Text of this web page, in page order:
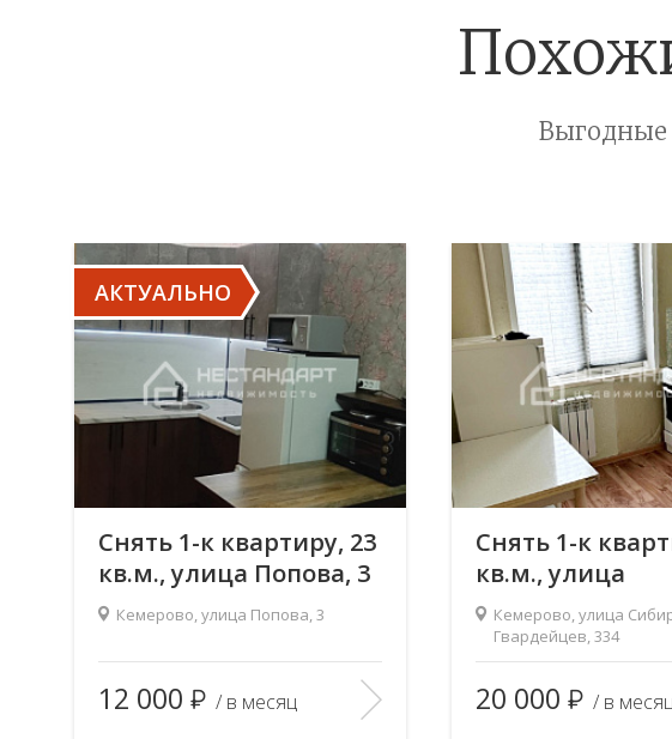
Выгодные
АКТУАЛЬНО
Снять 1-к квартиру, 23
кв.м., улица Попова, 3
Кемерово, улица Попова, 3
2
Количество комнат:
1
12 000 / в месяц
Снять 1-к
кв.м., улица
Сибиряков-
Гвардейцев, 334
Кемерово, улица
Гвардейцев, 334
Количество комнат:
20 000 / в